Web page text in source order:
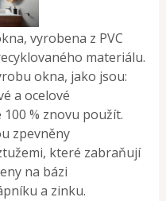
vyrobena z PVC
materiálu.
okna, jako jsou:
a ocelové
% znovu použít.
zpevněny
které zabraňují
na bázi
a zinku.